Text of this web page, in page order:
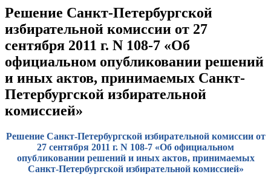
Решение Санкт-Петербургской
избирательной комиссии от 27
сентября 2011 г. N 108-7 «Об
официальном опубликовании решений
и иных актов, принимаемых Санкт-
Петербургской избирательной
комиссией»
Решение Санкт-Петербургской избирательной комиссии от
27 сентября 2011 г. N 108-7 «Об официальном
опубликовании решений и иных актов, принимаемых
Санкт-Петербургской избирательной комиссией»